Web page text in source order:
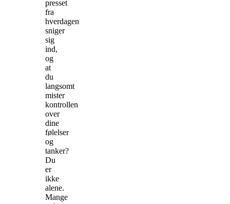
presset
fra
hverdagen
sniger
sig
ind,
og
at
du
langsomt
mister
kontrollen
over
dine
følelser
og
tanker?
Du
er
ikke
alene.
Mange